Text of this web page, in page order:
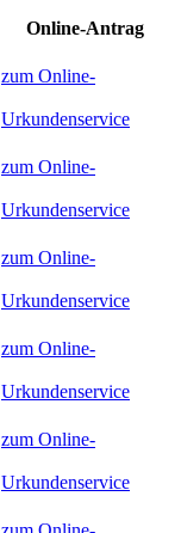
Online-Antrag
zum Online-
Urkundenservice
zum Online-
Urkundenservice
zum Online-
Urkundenservice
zum Online-
Urkundenservice
zum Online-
Urkundenservice